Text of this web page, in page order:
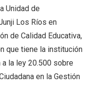
Unidad de
Los Ríos en
de Calidad Educativa,
que tiene la institución
la ley 20.500 sobre
en la Gestión